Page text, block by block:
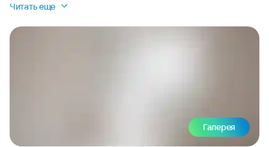
Читать еще
Галерея